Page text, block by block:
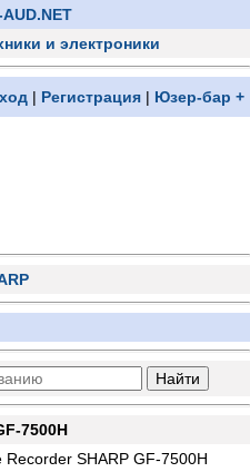
и электроники
| Регистрация | Юзер-бар +
7500H
SHARP GF-7500H